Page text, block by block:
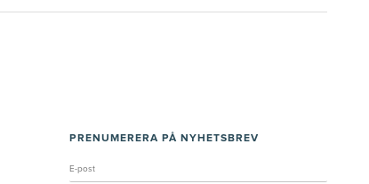
PRENUMERERA PÅ NYHETSBREV